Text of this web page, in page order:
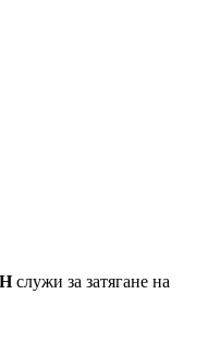
служи за затягане на